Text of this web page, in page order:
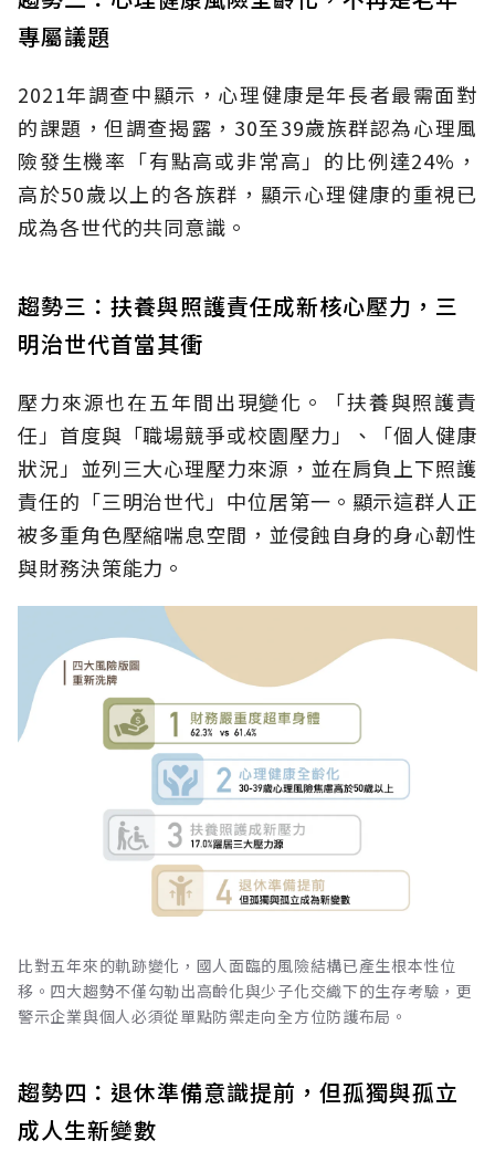
專屬議題
2021年調查中顯示，心理健康是年長者最需面對
的課題，但調查揭露，30至39歲族群認為心理風
險發生機率「有點高或非常高」的比例達24%，
高於50歲以上的各族群，顯示心理健康的重視已
成為各世代的共同意識。
趨勢三：扶養與照護責任成新核心壓力，三
明治世代首當其衝
壓力來源也在五年間出現變化。「扶養與照護責
任」首度與「職場競爭或校園壓力」、「個人健康
狀況」並列三大心理壓力來源，並在肩負上下照護
責任的「三明治世代」中位居第一。顯示這群人正
被多重角色壓縮喘息空間，並侵蝕自身的身心韌性
與財務決策能力。
比對五年來的軌跡變化，國人面臨的風險結構已產生根本性位
移。四大趨勢不僅勾勒出高齡化與少子化交織下的生存考驗，更
警示企業與個人必須從單點防禦走向全方位防護布局。
趨勢四：退休準備意識提前，但孤獨與孤立
成人生新變數